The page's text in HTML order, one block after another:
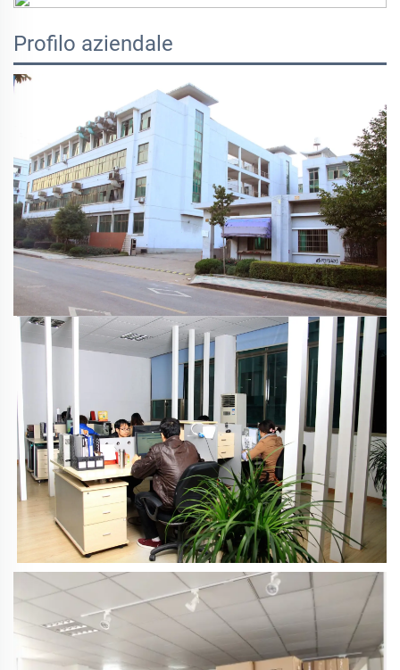
Profilo aziendale